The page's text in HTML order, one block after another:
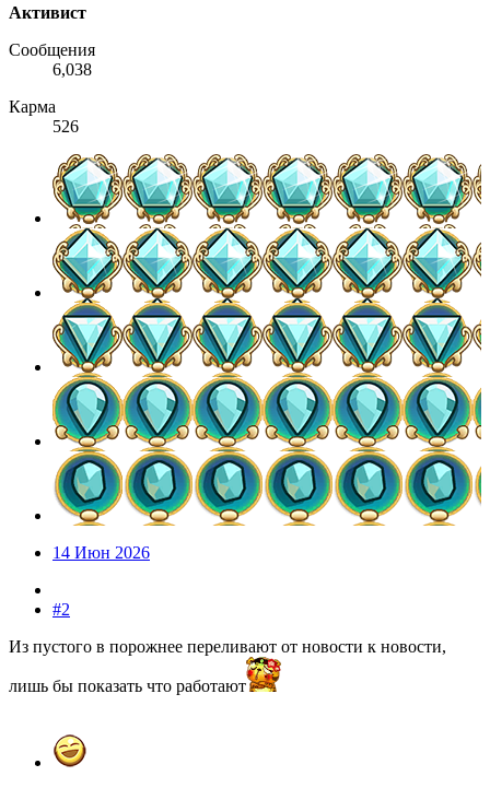
Активист
Сообщения
6,038
Карма
526
14 Июн 2026
#2
Из пустого в порожнее переливают от новости к новости,
лишь бы показать что работают